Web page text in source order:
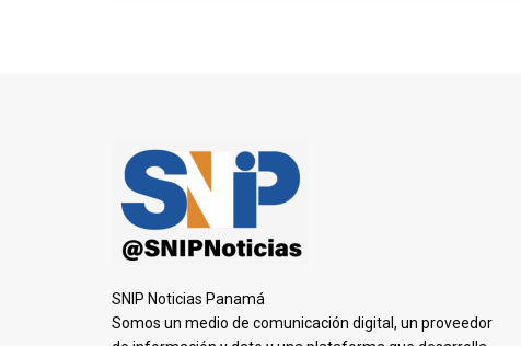
SNIP Noticias Panamá
Somos un medio de comunicación digital, un proveedor